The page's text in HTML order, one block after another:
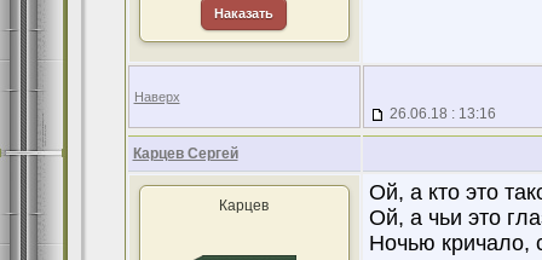
Наказать
Наверх
26.06.18 : 13:16
Карцев Сергей
Карцев
Ой, а кто это
Ой, а чьи это
Ночью кричало,